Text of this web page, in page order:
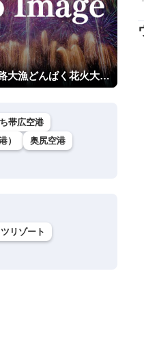
第23回釧路大漁どんぱく花火大会 ～道新・光と音のファンタジー～
帯広空港
）
奥尻空港
リゾート